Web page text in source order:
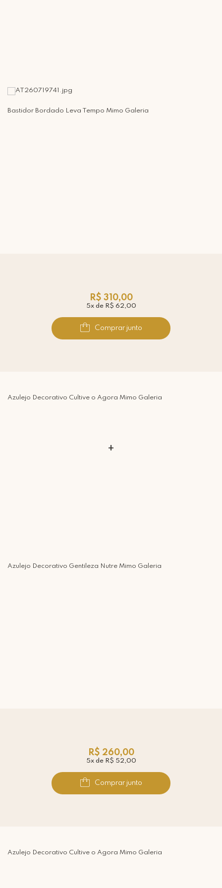
Bastidor Bordado Leva Tempo Mimo Galeria
R$ 310,00
5x de R$ 62,00
Comprar junto
Azulejo Decorativo Cultive o Agora Mimo Galeria
+
Azulejo Decorativo Gentileza Nutre Mimo Galeria
R$ 260,00
5x de R$ 52,00
Comprar junto
Azulejo Decorativo Cultive o Agora Mimo Galeria